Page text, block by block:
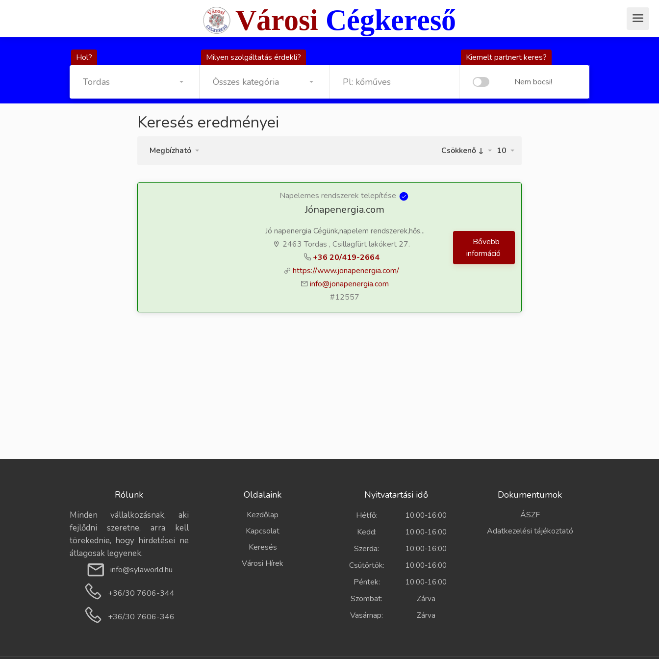
Városi Cégkereső
Hol?
Tordas
Milyen szolgáltatás érdekli?
Összes kategória
Kiemelt partnert keres?
Nem bocsi!
Keresés eredményei
10
Megbízható Csökkenő ↓
Napelemes rendszerek telepítése
Jónapenergia.com
Jó napenergia Cégünk,napelem rendszerek,hős...
2463 Tordas , Csillagfürt lakókert 27.
+36 20/419-2664
https://www.jonapenergia.com/
info@jonapenergia.com
#12557
Bővebb
információ
Rólunk
Minden vállalkozásnak, aki
fejlődni szeretne, arra kell
törekednie, hogy hirdetései ne
átlagosak legyenek.
info@sylaworld.hu
+36/30 7606-344
+36/30 7606-346
Oldalaink
Kezdőlap
Kapcsolat
Keresés
Városi Hírek
Nyitvatartási idő
Hétfő: 10:00-16:00
Kedd: 10:00-16:00
Szerda: 10:00-16:00
Csütörtök: 10:00-16:00
Péntek: 10:00-16:00
Szombat: Zárva
Vasárnap: Zárva
Dokumentumok
ÁSZF
Adatkezelési tájékoztató